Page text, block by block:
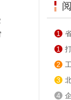
1
1
2
3
4 企